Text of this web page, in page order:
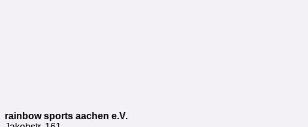
rainbow sports aachen e.V.